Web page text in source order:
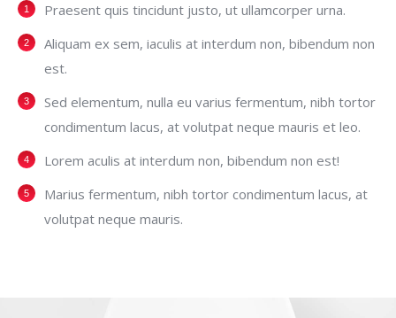
Praesent quis tincidunt justo, ut ullamcorper urna.
Aliquam ex sem, iaculis at interdum non, bibendum non
est.
Sed elementum, nulla eu varius fermentum, nibh tortor
condimentum lacus, at volutpat neque mauris et leo.
Lorem aculis at interdum non, bibendum non est!
Мarius fermentum, nibh tortor condimentum lacus, at
volutpat neque mauris.